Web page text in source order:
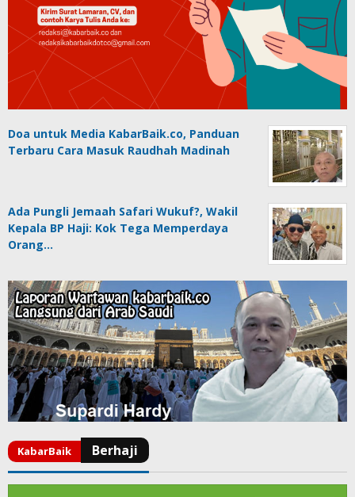
Doa untuk Media KabarBaik.co, Panduan
Terbaru Cara Masuk Raudhah Madinah
Ada Pungli Jemaah Safari Wukuf?, Wakil
Kepala BP Haji: Kok Tega Memperdaya
Orang…